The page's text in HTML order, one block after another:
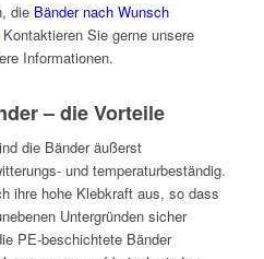
die Bänder nach Wunsch
Sie gerne unsere
Informationen.
– die Vorteile
die Bänder äußerst
und temperaturbeständig.
ihre hohe Klebkraft aus, so dass
Untergründen sicher
PE-beschichtete Bänder